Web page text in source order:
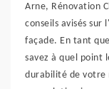
Arne, Rénovation
conseils avisés
façade. En tant
savez à quel point
durabilité de votre